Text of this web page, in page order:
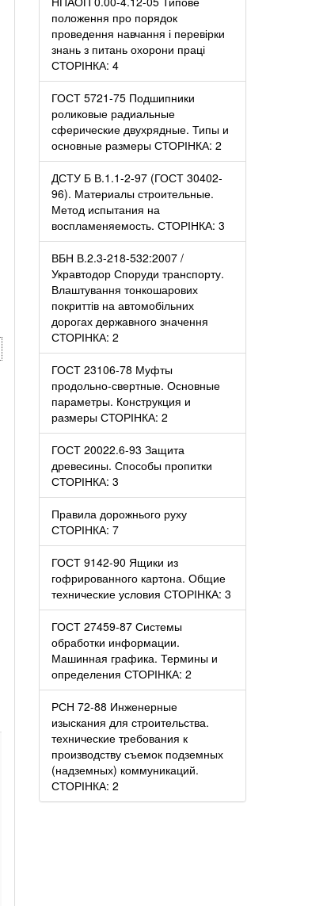
положення про порядок
проведення навчання і перевірки
знань з питань охорони праці
СТОРІНКА: 4
ГОСТ 5721-75 Подшипники
роликовые радиальные
сферические двухрядные. Типы и
основные размеры СТОРІНКА: 2
ДСТУ Б В.1.1-2-97 (ГОСТ 30402-
96). Материалы строительные.
Метод испытания на
воспламеняемость. СТОРІНКА: 3
ВБН В.2.3-218-532:2007 /
Укравтодор Споруди транспорту.
Влаштування тонкошарових
покриттів на автомобільних
дорогах державного значення
СТОРІНКА: 2
ГОСТ 23106-78 Муфты
продольно-свертные. Основные
параметры. Конструкция и
размеры СТОРІНКА: 2
ГОСТ 20022.6-93 Защита
древесины. Способы пропитки
СТОРІНКА: 3
Правила дорожнього руху
СТОРІНКА: 7
ГОСТ 9142-90 Ящики из
гофрированного картона. Общие
технические условия СТОРІНКА: 3
ГОСТ 27459-87 Системы
обработки информации.
Машинная графика. Термины и
определения СТОРІНКА: 2
РСН 72-88 Инженерные
изыскания для строительства.
технические требования к
производству съемок подземных
(надземных) коммуникаций.
СТОРІНКА: 2